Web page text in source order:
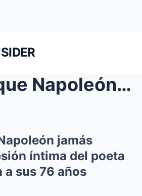
El amor que Napoleón jamás olvidó: confesión íntim...
jamás
íntima del poeta
a sus 76 años